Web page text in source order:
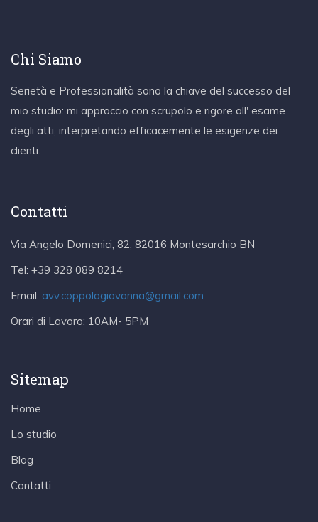
Chi Siamo
Serietà e Professionalità sono la chiave del successo del
mio studio: mi approccio con scrupolo e rigore all' esame
degli atti, interpretando efficacemente le esigenze dei
clienti.
Contatti
Via Angelo Domenici, 82, 82016 Montesarchio BN
Tel: +39 328 089 8214
Email: avv.coppolagiovanna@gmail.com
Orari di Lavoro: 10AM- 5PM
Sitemap
Home
Lo studio
Blog
Contatti